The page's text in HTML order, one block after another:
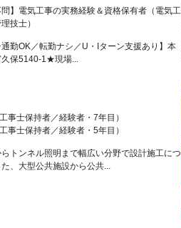
問】電気工事の実務経験＆資格保有者（電気工
技士）
勤OK／転勤ナシ／U・Iターン支援あり】本
保5140-1★現場...
事士保持者／経験者・7年目）
事士保持者／経験者・5年目）
トンネル照明まで幅広い分野で設計施工につ
、大型公共施設から公共...